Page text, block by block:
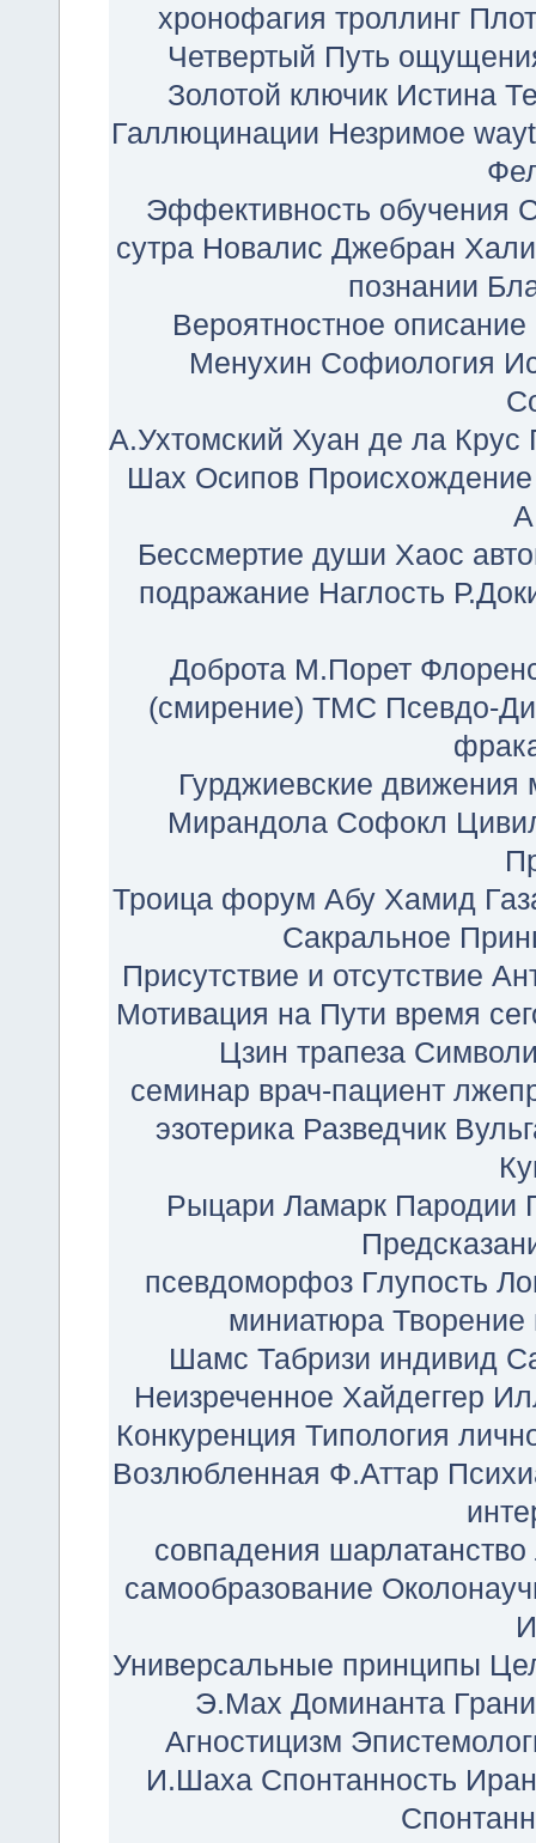
хронофагия троллинг
Четвертый Путь
Золотой ключик Истина
Галлюцинации Незримое
Эффективность обучения
сутра Новалис Джебран
познании
Вероятностное описание
Менухин Софиология
А.Ухтомский Хуан де ла Крус
Шах Осипов
Бессмертие души Хаос
подражание Наглость
Доброта М.Порет
(смирение) ТМС Псевдо-
Гурджиевские движения
Мирандола Софокл
Троица форум Абу Хамид
Сакральное
Присутствие и отсутствие
Мотивация на Пути время
Цзин трапеза
семинар врач-пациент
эзотерика Разведчик
Рыцари Ламарк Пародии
псевдоморфоз Глупость
миниатюра Творение
Шамс Табризи индивид
Неизреченное Хайдеггер
Конкуренция Типология
Возлюбленная Ф.Аттар
совпадения шарлатанство
самообразование
Универсальные принципы
Э.Мах Доминанта
Агностицизм
И.Шаха Спонтанность